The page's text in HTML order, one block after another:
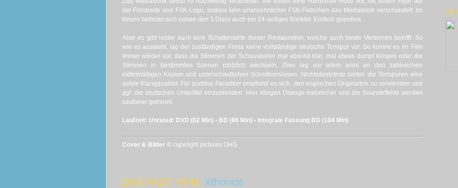
der Frontseite und FSK-Logo, sodass kein unansehnlicher FSK-Flatschen das Mediabook verschandelt. Im
Innern befindet sich neben den 3 Discs auch ein 24-seitiges Booklet. Einfach grandios.
Aber es gibt leider auch eine Schattenseite dieser Restauration, welche auch beide Versionen betrifft. So
wie es aussieht, lag der zuständigen Firma keine vollständige deutsche Tonspur vor. So kommt es im Film
immer wieder vor, dass die Stimmen der Schauspieler mal absolut klar, mal etwas dumpf klingen oder die
Stimmen in bestimmten Szenen plötzlich wechseln. Dies lag vor allem wohl an den zahlreichen
mittelmäßigen Kopien und unterschiedlichen Schnittversionen. Nichtsdestotrotz bieten die Tonspuren eine
solide Klangqualität. Für auditive Fanatiker empfiehlt es sich, den englischen Originalton zu verwenden und
ggf. die deutschen Untertitel einzublenden. Hier klingen Dialoge natürlicher und die Soundeffekte werden
sauberer getrennt.
Laufzeit: Unrated: DVD (82 Min) • BD (86 Min) • Integrale Fassung BD (104 Min)
Cover & Bilder © capelight pictures OHG
DAS FAZIT VON: Xthonios
28